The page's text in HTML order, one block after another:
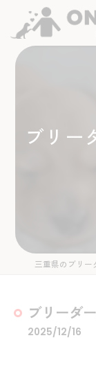
ブリー
ブリーダ
2025/12/16